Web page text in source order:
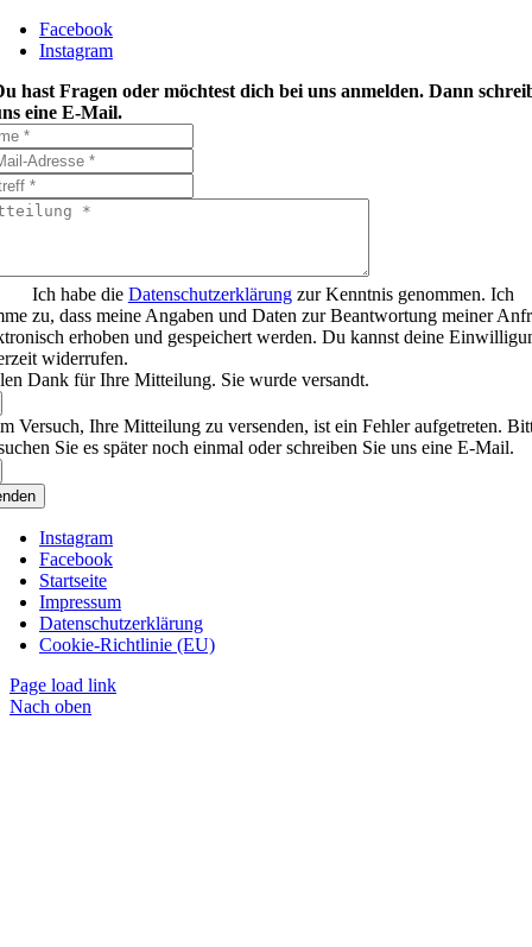
Facebook
Instagram
hast Fragen oder möchtest dich bei uns anmelden. Dann
eine E-Mail.
Ich habe die Datenschutzerklärungzur Kenntnis genommen. Ich
zu, dass meine Angaben und Daten zur Beantwortung meiner
erhoben und gespeichert werden. Du kannst deine
widerrufen.
Dank für Ihre Mitteilung. Sie wurde versandt.
Versuch, Ihre Mitteilung zu versenden, ist ein Fehler aufgetreten.
Sie es später noch einmal oder schreiben Sie uns eine E-Mail.
Instagram
Facebook
Startseite
Impressum
Datenschutzerklärung
Cookie-Richtlinie (EU)
Page load link
Nach oben